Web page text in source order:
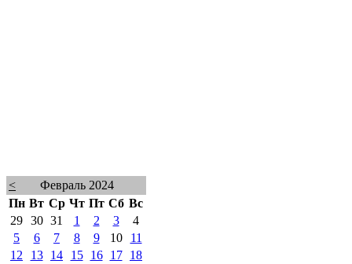
<
Февраль 2024
Пн Вт Ср Чт Пт Сб Вс
29 30 31 1 2 3
4
5
6 7 8 9 10
11
12
13 14 15 16 17
18